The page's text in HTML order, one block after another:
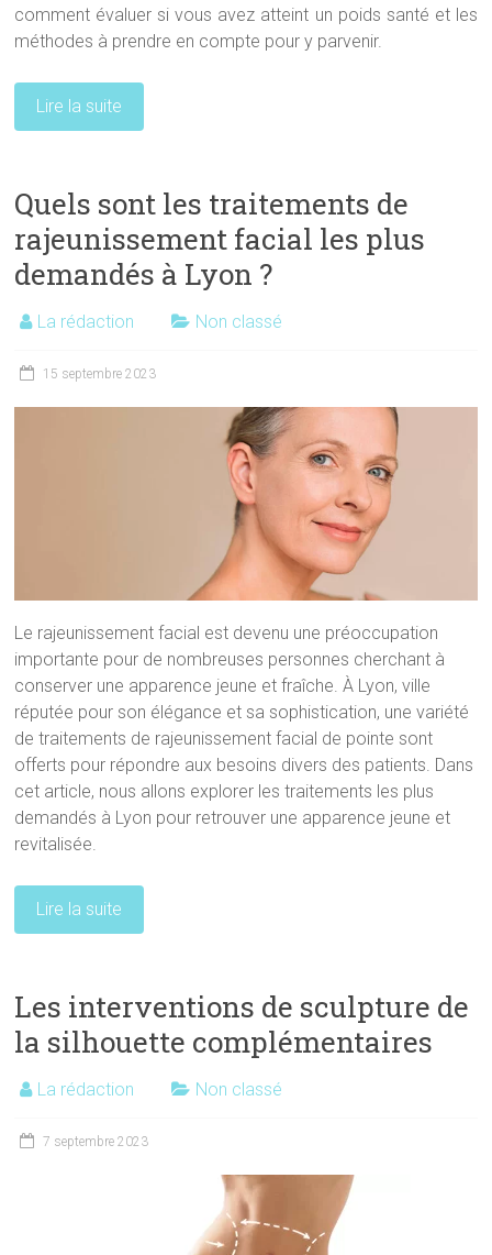
comment évaluer si vous avez atteint un poids santé et les
méthodes à prendre en compte pour y parvenir.
Lire la suite
Quels sont les traitements de
rajeunissement facial les plus
demandés à Lyon ?
La rédaction Non classé
15 septembre 2023
Le rajeunissement facial est devenu une préoccupation
importante pour de nombreuses personnes cherchant à
conserver une apparence jeune et fraîche. À Lyon, ville
réputée pour son élégance et sa sophistication, une variété
de traitements de rajeunissement facial de pointe sont
offerts pour répondre aux besoins divers des patients. Dans
cet article, nous allons explorer les traitements les plus
demandés à Lyon pour retrouver une apparence jeune et
revitalisée.
Lire la suite
Les interventions de sculpture de
la silhouette complémentaires
La rédaction Non classé
7 septembre 2023